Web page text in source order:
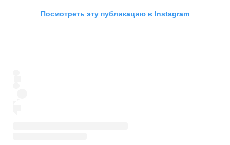
Посмотреть эту публикацию в Instagram